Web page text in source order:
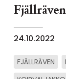
24.10.2022
FJÄLLRÄVEN